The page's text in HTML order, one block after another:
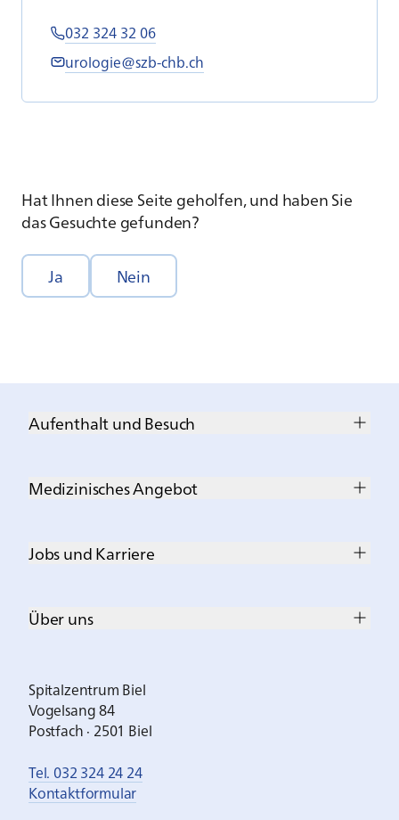
032 324 32 06
urologie@szb-chb.ch
Hat Ihnen diese Seite geholfen, und haben Sie
das Gesuchte gefunden?
Ja Nein
Aufenthalt und Besuch
Medizinisches Angebot
Jobs und Karriere
Über uns
Spitalzentrum Biel
Vogelsang 84
Postfach · 2501 Biel
Tel. 032 324 24 24
Kontaktformular